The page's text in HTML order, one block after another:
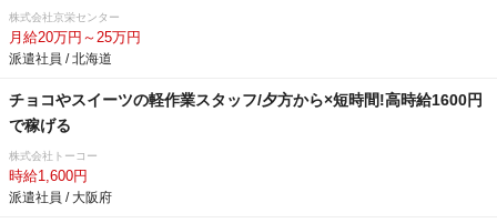
株式会社京栄センター
月給20万円～25万円
派遣社員 / 北海道
チョコやスイーツの軽作業スタッフ/夕方から×短時間!高時給1600円
で稼げる
株式会社トーコー
時給1,600円
派遣社員 / 大阪府